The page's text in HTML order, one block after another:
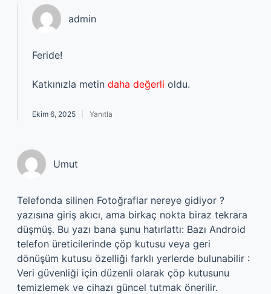
admin
Feride!
Katkınızla metin daha değerli oldu.
Ekim 6, 2025 Yanıtla
Umut
Telefonda silinen Fotoğraflar nereye gidiyor ?
yazısına giriş akıcı, ama birkaç nokta biraz tekrara
düşmüş. Bu yazı bana şunu hatırlattı: Bazı Android
telefon üreticilerinde çöp kutusu veya geri
dönüşüm kutusu özelliği farklı yerlerde bulunabilir :
Veri güvenliği için düzenli olarak çöp kutusunu
temizlemek ve cihazı güncel tutmak önerilir.